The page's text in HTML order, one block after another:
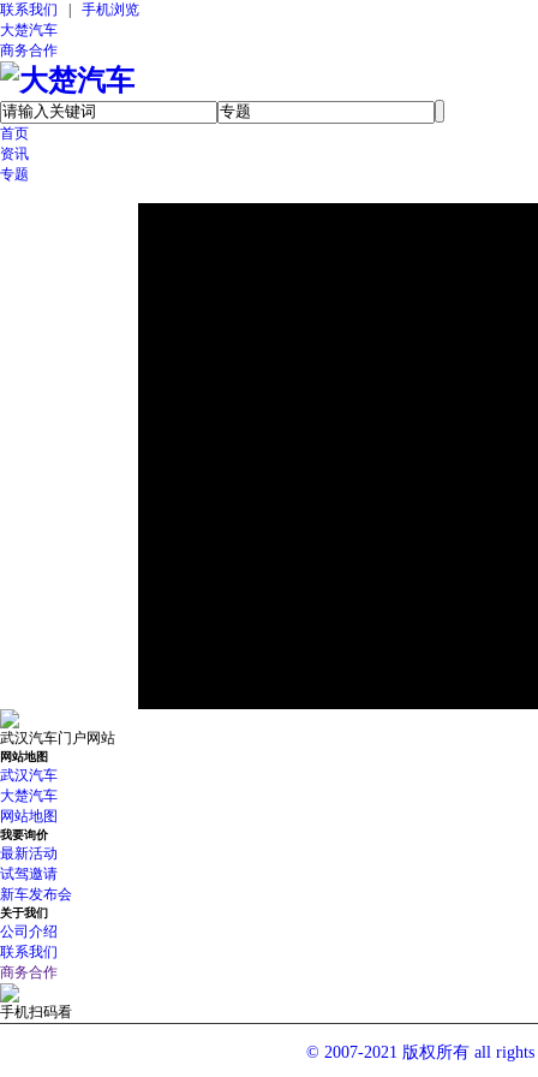
联系我们
手机浏览
大楚汽车
商务合作
首页
资讯
专题
武汉汽车门户网站
网站地图
武汉汽车
大楚汽车
网站地图
我要询价
最新活动
试驾邀请
新车发布会
关于我们
公司介绍
联系我们
商务合作
手机扫码看
© 2007-2021 版权所有 all